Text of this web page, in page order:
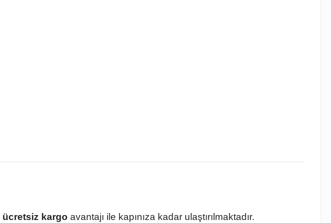
ücretsiz kargo avantajı ile kapınıza kadar ulaştırılmaktadır.